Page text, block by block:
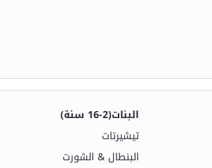
البنات(2-16 سنة)
تيشيرتات
البنطال & الشورت